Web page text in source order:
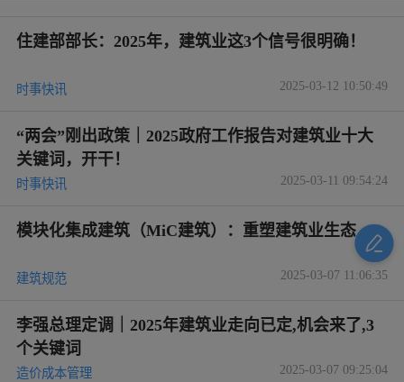
住建部部长：2025年，建筑业这3个信号很明确！
时事快讯 2025-03-12 10:50:49
“两会”刚出政策｜2025政府工作报告对建筑业十大
关键词，开干！
时事快讯 2025-03-11 09:54:24
模块化集成建筑（MiC建筑）：重塑建筑业生态
建筑规范 2025-03-07 11:06:35
李强总理定调｜2025年建筑业走向已定,机会来了,3
个关键词
造价成本管理 2025-03-07 09:25:04